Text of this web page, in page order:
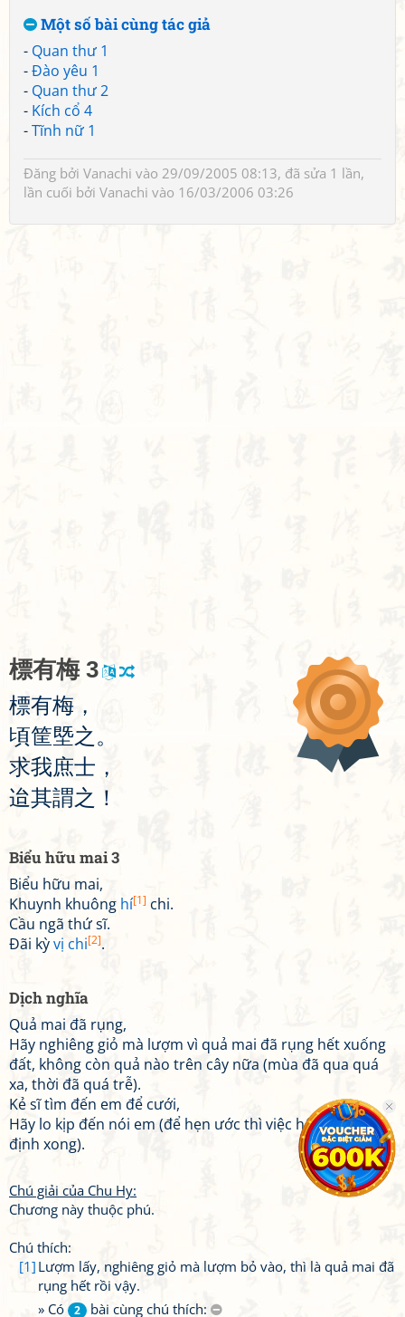
Một số bài cùng tác giả
- Quan thư 1
-Đào yêu 1
- Quan thư 2
- Kích cổ 4
-Tĩnh nữ 1
Đăng bởi Vanachi vào 29/09/2005 08:13, đã sửa 1 lần,
lần cuối bởi Vanachi vào 16/03/2006 03:26
標有梅3
標有梅 ，
頃筐塈之。
求我庶士 ，
迨其謂之 ！
Biểu hữu mai 3
Biểu hữu mai,
Khuynh khuông hí[1] chi.
Cầu ngã thứ sĩ.
Đãi kỳvị chi[2].
Dịch nghĩa
Quả mai đã rụng,
Hãy nghiêng giỏ mà lượm vì quả mai đã rụng hết xuống
đất, không còn quả nào trên cây nữa (mùa đã qua quá
xa, thời đã quá trễ).
Kẻ sĩ tìm đến em để cưới,
Hãy lo kịp đến nói em (để hẹn ước thì việc hôn nhân đã
định xong).
Chú giải của Chu Hy:
Chương này thuộc phú.
Chú thích:
[1] Lượm lấy, nghiêng giỏ mà lượm bỏ vào, thì là quả mai đã
rụng hết rồi vậy.
» Có
2 bài cùng chú thích: